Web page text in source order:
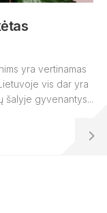
yra vertinamas
vis dar yra
šalyje gyvenantys...